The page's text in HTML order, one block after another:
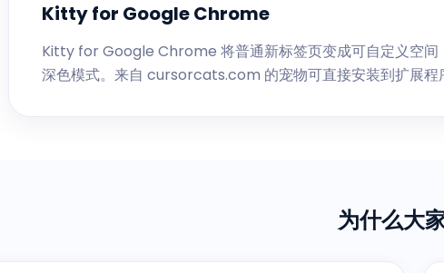
Kitty for Google Chrome
Kitty for Google Chrome 将普通新标签页变成可自定义空间
深色模式。来自 cursorcats.com 的宠物可直接安装到扩展程
为什么大